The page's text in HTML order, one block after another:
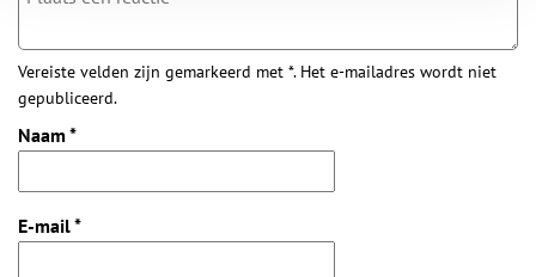
Vereiste velden zijn gemarkeerd met *. Het e-mailadres wordt niet
gepubliceerd.
Naam *
E-mail*